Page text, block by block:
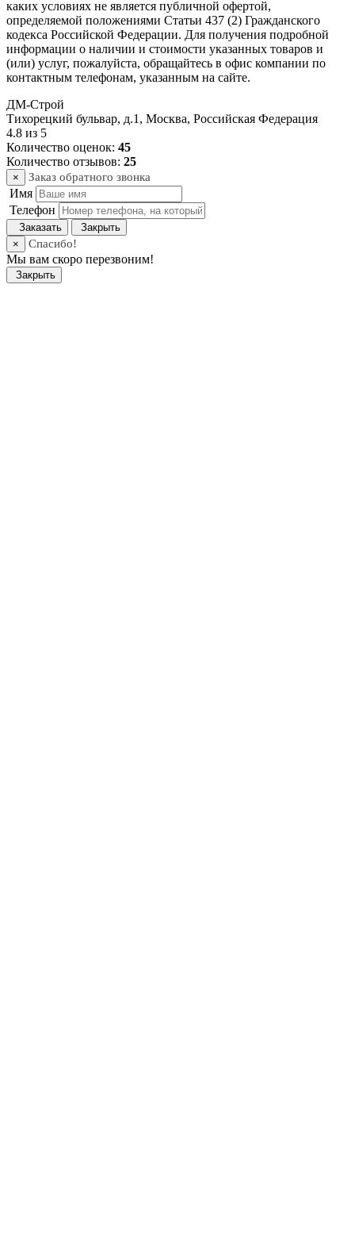
каких условиях не является публичной офертой,
определяемой положениями Статьи 437 (2) Гражданского
кодекса Российской Федерации. Для получения подробной
информации о наличии и стоимости указанных товаров и
(или) услуг, пожалуйста, обращайтесь в офис компании по
контактным телефонам, указанным на сайте.
ДМ-Строй
Тихорецкий бульвар, д.1 , Москва, Российская Федерация
4.8 из 5
Количество оценок: 45
Количество отзывов: 25
× Заказ обратного звонка
Имя
Телефон
Заказать
Закрыть
×
Спасибо!
Мы вам скоро перезвоним!
Закрыть